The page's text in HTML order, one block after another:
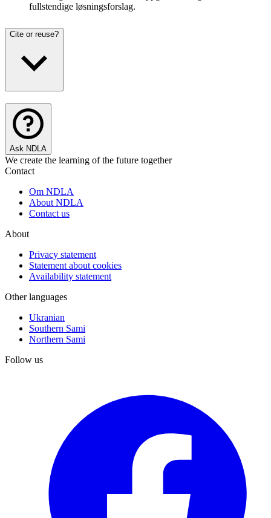
fullstendige løsningsforslag.
Cite or reuse?
Ask NDLA
We create the learning of the future together
Contact
Om NDLA
About NDLA
Contact us
About
Privacy statement
Statement about cookies
Availability statement
Other languages
Ukranian
Southern Sami
Northern Sami
Follow us